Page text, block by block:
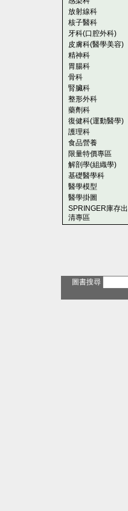
放射線科
核子醫科
牙科(口腔外科)
皮膚科(醫學美容)
精神科
胃腸科
骨科
腎臟科
整形外科
藥劑科
復健科(運動醫學)
護理科
食品營養
限量特價專區
解剖學(組織學)
基礎醫學科
醫學模型
醫學掛圖
SPRINGER庫存出
清專區
圖書搜尋